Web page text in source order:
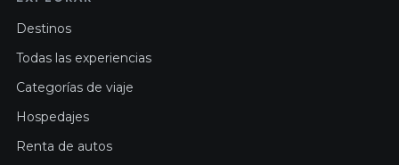
Destinos
Todas las experiencias
Categorías de viaje
Hospedajes
Renta de autos